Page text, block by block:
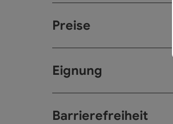
Preise
Eignung
Barrierefreiheit